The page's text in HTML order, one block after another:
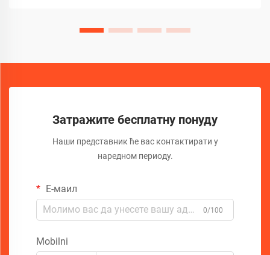
Затражите бесплатну понуду
Наши представник ће вас контактирати у
наредном периоду.
Е-маил
0/100
Mobilni